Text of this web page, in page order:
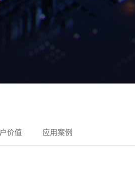
价值 应用案例